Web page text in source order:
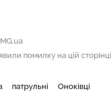
помилку на цій сторінці,
патрульні Оноківці